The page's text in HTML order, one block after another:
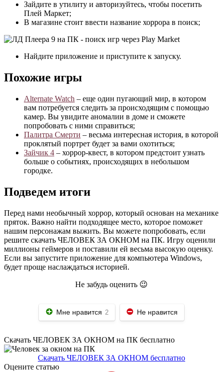
Зайдите в утилиту и авторизуйтесь, чтобы посетить
Плей Маркет;
В магазине стоит ввести название хоррора в поиск;
Найдите приложение и приступите к запуску.
Похожие игры
Alternate Watch – еще один пугающий мир, в котором
вам потребуется следить за происходящим с помощью
камер. Вы увидите аномалии в доме и сможете
попробовать с ними справиться;
Палитра Смерти – весьма интересная история, в которой
проклятый портрет будет за вами охотиться;
Зайчик 4 – хоррор-квест, в котором предстоит узнать
больше о событиях, происходящих в небольшом
городке.
Подведем итоги
Перед нами необычный хоррор, который основан на механике
пряток. Важно найти подходящее место, которое поможет
нашим персонажам выжить. Вы можете попробовать, если
решите скачать ЧЕЛОВЕК ЗА ОКНОМ на ПК. Игру оценили
миллионы геймеров и поставили ей весьма высокую оценку.
Если вы запустите приложение для компьютера Windows,
будет проще наслаждаться историей.
Не забудь оценить 😉
Мне нравится 2 Не нравится
Скачать ЧЕЛОВЕК ЗА ОКНОМ на ПК бесплатно
Скачать ЧЕЛОВЕК ЗА ОКНОМ бесплатно
Оцените статью